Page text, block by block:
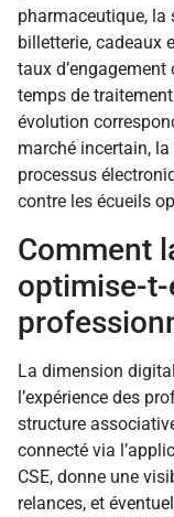
pharmaceutique,
billetterie, cadeaux
taux
temps de
évolution
marché incertain,
processus
contre les écueils
Comment
optimise-
La dimension
l’expérience des
structure
connecté via
CSE, donne une
relances, et